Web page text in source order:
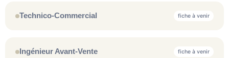
Technico-Commercial fiche à venir
Ingénieur Avant-Vente fiche à venir